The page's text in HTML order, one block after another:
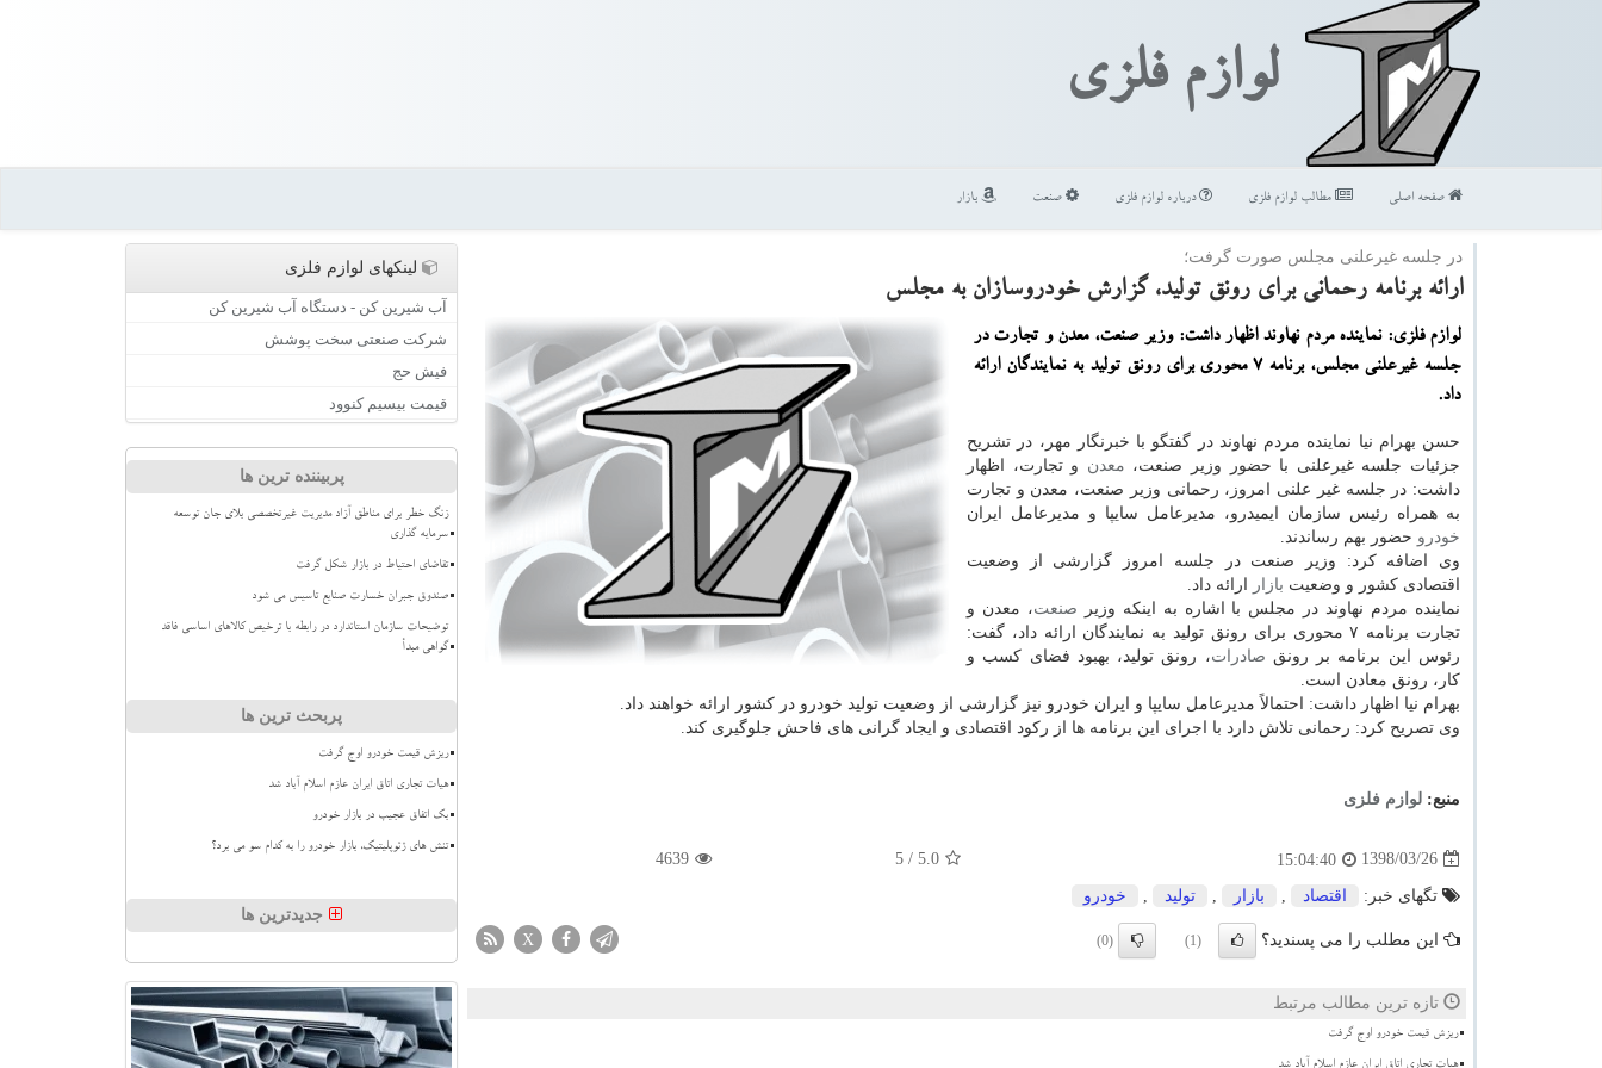
لوازم فلزی
صفحه اصلی مطالب لوازم فلزی درباره لوازم فلزی صنعت بازار
در جلسه غیرعلنی مجلس صورت گرفت؛
ارائه برنامه رحمانی برای رونق تولید، گزارش خودروسازان به مجلس
لوازم فلزی: نماینده مردم نهاوند اظهار داشت: وزیر صنعت، معدن و تجارت در
جلسه غیرعلنی مجلس، برنامه 7 محوری برای رونق تولید به نمایندگان ارائه
داد.
حسن بهرام نیا نماینده مردم نهاوند در گفتگو با خبرنگار مهر، در تشریح
جزئیات جلسه غیرعلنی با حضور وزیر صنعت، معدن و تجارت، اظهار
داشت: در جلسه غیر علنی امروز، رحمانی وزیر صنعت، معدن و تجارت
به همراه رئیس سازمان ایمیدرو، مدیرعامل سایپا و مدیرعامل ایران
خودرو حضور بهم رساندند.
وی اضافه كرد: وزیر صنعت در جلسه امروز گزارشی از وضعیت
اقتصادی كشور و وضعیت بازار
ارائه داد.
نماینده مردم نهاوند در مجلس با اشاره به اینكه وزیر صنعت، معدن و
تجارت برنامه ۷ محوری برای رونق تولید به نمایندگان ارائه داد، گفت:
رئوس این برنامه بر رونق صادرات، رونق تولید، بهبود فضای كسب و
كار، رونق معادن است.
بهرام نیا اظهار داشت: احتمالاً مدیرعامل سایپا و ایران خودرو نیز گزارشی از وضعیت تولید خودرو در كشور ارائه خواهند داد.
وی تصریح كرد: رحمانی تلاش دارد با اجرای این برنامه ها از ركود اقتصادی و ایجاد گرانی های فاحش جلوگیری كند.
منبع: لوازم فلزی
1398/03/26
15:04:40
5.0
/ 5
4639
تگهای خبر: اقتصاد بازار تولید خودرو
این مطلب را می پسندید؟ (1)
(0)
X
تازه ترین مطالب مرتبط
ریزش قیمت خودرو اوج گرفت
لینکهای لوازم فلزی
آب شیرین کن - دستگاه آب شیرین کن
شرکت صنعتی سخت پوشش
فیش حج
قیمت بیسیم کنوود
پربیننده ترین ها
زنگ خطر برای مناطق آزاد مدیریت غیرتخصصی بلای جان توسعه
سرمایه گذاری
تقاضای احتیاط در بازار شکل گرفت
صندوق جبران خسارت صنایع تاسیس می شود
توضیحات سازمان استاندارد در رابطه با ترخیص کالاهای اساسی فاقد
گواهی مبدأ
پربحث ترین ها
ریزش قیمت خودرو اوج گرفت
هیات تجاری اتاق ایران عازم اسلام آباد شد
بک اتفاق عجیب در بازار خودرو
تنش های ژئوپلیتیک، بازار خودرو را به کدام سو می برد؟
جدیدترین ها